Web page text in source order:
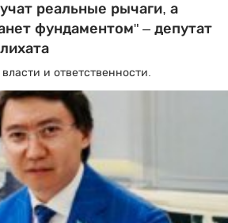
реальные рычаги, а
фундаментом" – депутат
и ответственности.